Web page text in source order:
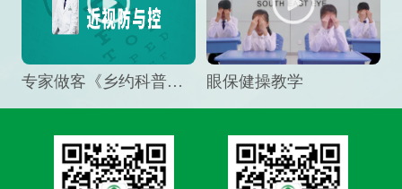
专家做客《乡约科普》栏目，预防孩子近视竟然这么“简单” 眼保健操教学